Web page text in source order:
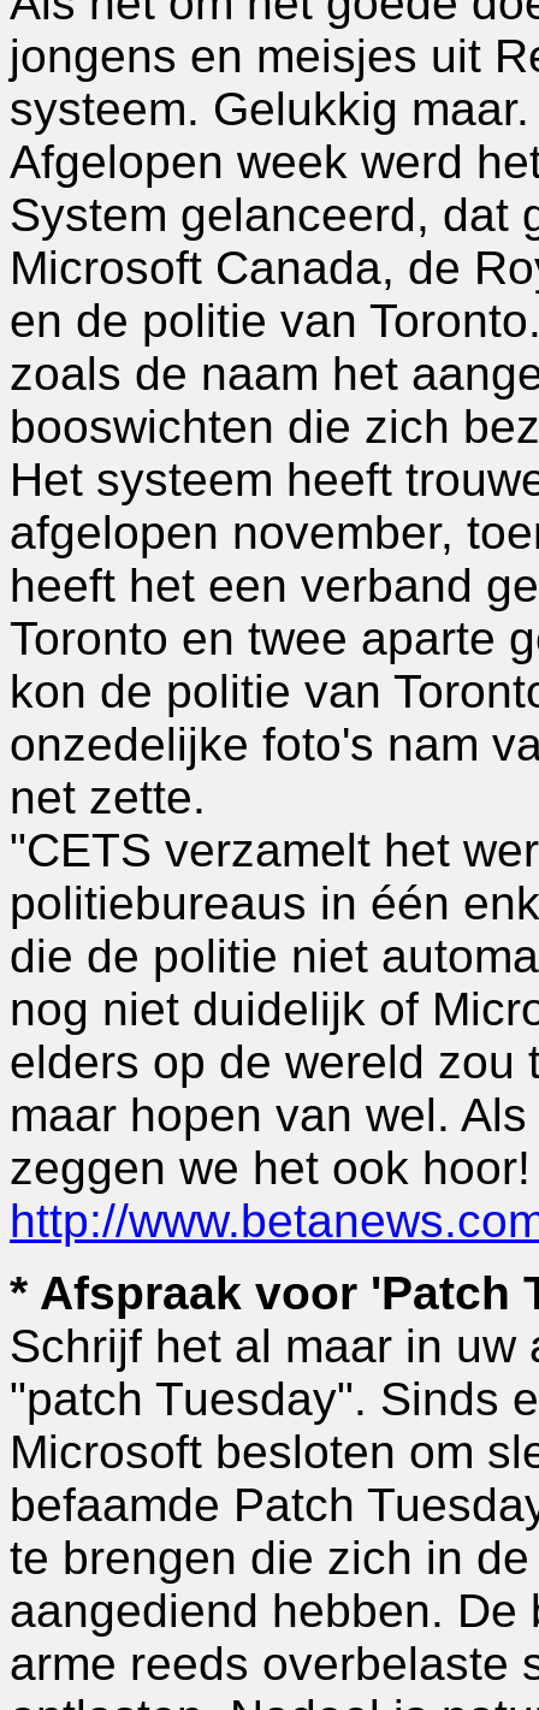
jongens en meisjes uit
systeem. Gelukkig maar.
Afgelopen week werd
System gelanceerd, dat
Microsoft Canada, de
en de politie van
zoals de naam het
booswichten die zich
Het systeem heeft
afgelopen november,
heeft het een verband
Toronto en twee aparte
kon de politie van
onzedelijke foto's nam
net zette.
"CETS verzamelt het
politiebureaus in één
die de politie niet
nog niet duidelijk of
elders op de wereld zou
maar hopen van wel.
zeggen we het ook hoor!
http://
* Afspraak voor 'Patch
Schrijf het al maar in
"patch Tuesday". Sinds
Microsoft besloten om
befaamde Patch
te brengen die zich in
aangediend hebben.
arme reeds overbelaste